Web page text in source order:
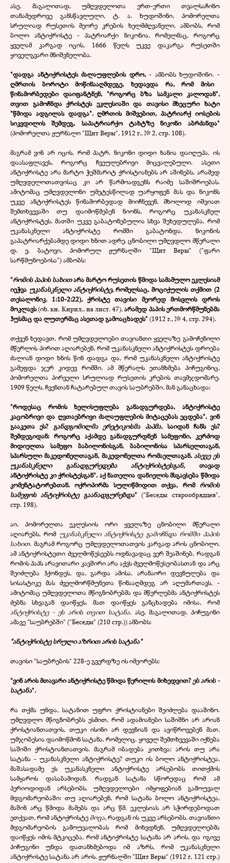
ასე, მაგალითად, უმღვდელოთა ერთ-ერთი თვალსაჩინო
თანამედროვე განსწავლული, ტ. ა. ხუდოშინი, პომორელთა
სრულიად რუსეთის მეორე კრების ხელმძღვანელი, ამბობს, რომ
ბოლო ანტიქრისტე - პატრიარქი ნიკონია, რომელმაც, როგორც
ყველამ კარგად იცის, 1666 წელს უკვე დაკარგა რუსეთში
ყოველგვარი მნიშვნელობა.
"დადგა ანტიქრისტეს ძალაუფლების დრო,- ამბობს ხუდოშინი. -
ღმრთის ბოროტი მოწინააღმდეგე, ხედავდა რა, რომ მისი
წინამორბედები დაიფანტნენ, "როგორც ბზა სამკალი კალოდან",
თვით გამოჩნდა ქრისტეს ეკლესიაში და თავისი მხეცური ხატი
"წმიდა ადგილას დადგა". ღმრთის მიშვებით, პატრიარქ იოსების
სიკვდილის შემდეგ, საპატრიარქო ტახტზე ნიკონი აბრძანდა"
(პომორელთა ჟურნალი "Щит Веры", 1912 г., № 2, стр. 108).
მაგრამ ვინ არ იცის, რომ პატრ. ნიკონი დიდი ხანია დაიღუპა, ის
დაასაფლავეს, როგორც ჩვეულებრივი მიცვალებული. ასეთი
ანტიქრისტე არა მარტო ჭეშმარიტ ქრისტიანებს არ აშინებს, არამედ
უმღვდელოთათვისაც კი არ წარმოადგენს რაიმე საშიშროებას.
ამიტომაც უმღვდელონი უმეტესწილად უარყოფენ მას და ნიკონს
უკვე ანტიქრისტეს წინამორბედად მიიჩნევენ, მხოლოდ იშვიათ
შემთხვევაში თუ დაიმოწმებენ ნიონს, როგორც უკანასკნელ
ანტიქრისტეს. მათში უკვე გაბატონებულია სხვა შეხედულება, რომ
უკანასკნელი ანტიქრისტე რომში გაბატონდა, ნიკონის
გაპატრიარქებამდე დიდი ხნით ადრე. ცნობილი უმღვდლო მწერალი
დ. ვ. ბატოვი, პომორულ ჟურნალში "Щит Веры" ("ფარი
სარწმუნოებისა") ამბობს:
"რომის პაპის სახითარა მარტო რუსეთის წმიდა სამამულო ეკლესიამ
იეჭვა უკანასკნელი ანტიქრისტე,რომელსაც, მოციქულის თქმით (2
თესალონიკ. 1:10-2:22), ქრისტე თავისი მეორედ მოსვლის დროს
მოკლავს(იხ. кн. Кирил., на лист. 47),არამედ პაპის ერთმორწმუნებმა
ჰუსმაც და ლუთერმაც ასეთად გამოაცხადეს" (1912 г., № 4, стр. 294).
თქვენ ხედავთ, რომ უმღვდელოები თავიანთი ყველაზე გამოჩენილი
მწერლის პირით აღიარებენ, რომ უკანასკნელი ანტიქრისტეს დროება
ძალიან დიდი ხნის წინ დადგა და, რომ უკანასკნელი ანტიქრისტე
გამეფდა ჯერ კიდევ რომში. ამ მწერალს ეთანხმება პიჩუგინიც,
პომორელთა პირველი სრულიად რუსეთის კრების თავმჯდომარე.
1909 წელს, ჩვენთან ჩატარებულ თავის საუბრებში, მან განაცხადა:
"როდესაც რომის ხელისუფლება განადგურდება, ანტიქრისტე
კაცობრივი და ღვთაებრივი ძალაუფლების მიტაცებას ეცდება". ვინ
გააკეთა ეს? განდგომილმა ერეტიკოსმა პაპმა. საიდან ჩანს ეს?
შემდეგიდან: როგორც აქამდე განადგურდნენ სამეფონი, კერძოდ
მიდიელთა სამეფო ბაბილონისგან, ბაბილონისა სპარსელთაგან,
სპარსული მაკედონელთაგან, მაკედონელთა რომაელთაგან.ასევე ეს
უკანასკნელი განადგურედება ანტიქრისტესგან, თავად
ანტიქრისტე კი ქრისტესგან". აქ ნათელია დანიელის მსგავსება წმიდა
კომენტატორებთან. ოქროპირმა სულიწმიდით თქვა, რომ რომის
სამეფოს ანტიქრისტე გაანადგურებდა" ("Беседы старообрядцев",
стр. 198).
აი, პომორელთა ეკლესიის ორი ყველაზე ცნობილი მწერალი
აღიარებს, რომ უკანასკნელი ანტიქრისტე გამოჩნდა რომში პაპის
სახით. მაგრამ როგორც უმღვდელოთათვის კარგად არის ცნობილი,
ამ ანტიქრისტეთი ძველმოწესეებს ოდნავადაც ვერ შეაშინებ, რადგან
რომის პაპს არავითარი კავშირი არა აქვს ძველმოწესეობასთან და არც
შეიძლება ჰქონდეს, და, გარდა ამისა, არანაირი დევნულება და
სისასტიკე მას ძველმორწმუნეთა წინააღმდეგ არ აღუმართავს, -
ამიტომაც უმღვდელოთა მწიგნობრებმა და მწერლებმა ანტიქრისტეს
ძებნა სხვაგან დაიწყეს. მათ დაიწყეს განცხადება იმისა, რომ
ანტიქრისტე - ეს არის თვით სატანა. ასე, მაგალითად, პიჩუგინი
ამავე "საუბრებში" ("Беседы" (210 стр.)) ამბობს:
"ანტიქრისტე სრული აზრით არის სატანა"
თავისი "საუბრების" 228-ე გვერდზე ის იმეორებს:
"ვინ არის მთავარი ანტიქრისტე წმიდა წერილის მიხედვით?ეს არის -
სატანა".
რა თქმა უნდა, სატანით უფრო ქრისტიანები შეიძლება დააშინო.
უმღვდლო მწიგნობრებს ესმით, რომ ადამიანები საშიშნი არ არიან
ქრისტიანთათვის, თუკი ისინი არ დევნიან და ავიწროვებენ მათ,
უმჯობესია დაიმოწმონ სატანა, რომელიც, ყოველ შემთხვევაში იქნება
საშიში ქრისტიანთათვის. მაგრამ იბადება კითხვა: არის თუ არა
სატანა - უკანასკნელი ანტიქრისტე? თუკი ის ბოლო ანტიქრისტეა,
მაშასადამე ეს უკანასკნელი ანტიქრისტე არსებობს თითქმის
სამყაროს დასაბამიდან, რადგან სატანა სწორედაც რომ ამ
პერიოდიდან არსებობს. უმღვდელოები იმყოფებიან გამოუვალ
მდგომარეობაში: თუ აღიარებენ, რომ სატანა ბოლო ანტიქრისტეა,
მაშინ არც წმიდა მამებს და არც წმ. ეკლესიას არ სჭირდებოდათ
ეთქვათ, რომ ანტიქრისტე მოვა,რადგან ის უკვე არსებობს. თავიანთი
მდგომარეობის გამოუვალობას რომ მიხვდნენ, უმღვდელოებმა
დაიწყეს იმის მტკიცება, რომ ანტიქრისტე სატანა არ არის, და იგივე
პიჩუგინი უნდა დათანხმებოდა იმ აზრს, რომ უკანასკნელი
ანტიქრისტე სატანა არ არის. ჟურნალში "Щит Веры" (1912 г, 121 стр.)